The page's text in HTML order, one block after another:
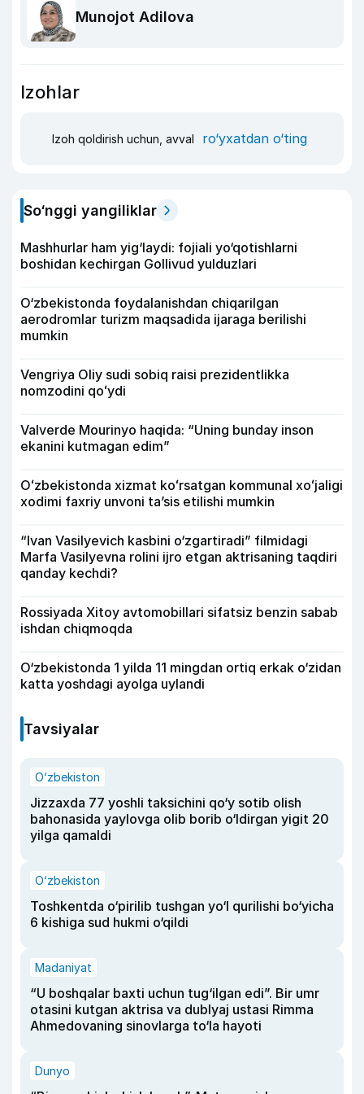
Munojot Adilova
Izohlar
Izoh qoldirish uchun, avval ro‘yxatdan o‘ting
So‘nggi yangiliklar
Mashhurlar ham yig‘laydi: fojiali yo‘qotishlarni
boshidan kechirgan Gollivud yulduzlari
O‘zbekistonda foydalanishdan chiqarilgan
aerodromlar turizm maqsadida ijaraga berilishi
mumkin
Vengriya Oliy sudi sobiq raisi prezidentlikka
nomzodini qoʻydi
Valverde Mourinyo haqida: “Uning bunday inson
ekanini kutmagan edim”
Oʻzbekistonda xizmat koʻrsatgan kommunal xoʻjaligi
xodimi faxriy unvoni taʼsis etilishi mumkin
“Ivan Vasilyevich kasbini o‘zgartiradi” filmidagi
Marfa Vasilyevna rolini ijro etgan aktrisaning taqdiri
qanday kechdi?
Rossiyada Xitoy avtomobillari sifatsiz benzin sabab
ishdan chiqmoqda
O‘zbekistonda 1 yilda 11 mingdan ortiq erkak o‘zidan
katta yoshdagi ayolga uylandi
Tavsiyalar
O‘zbekiston
Jizzaxda 77 yoshli taksichini qo‘y sotib olish
bahonasida yaylovga olib borib o‘ldirgan yigit 20
yilga qamaldi
O‘zbekiston
Toshkentda o‘pirilib tushgan yo‘l qurilishi bo‘yicha
6 kishiga sud hukmi o‘qildi
Madaniyat
“U boshqalar baxti uchun tug‘ilgan edi”. Bir umr
otasini kutgan aktrisa va dublyaj ustasi Rimma
Ahmedovaning sinovlarga to‘la hayoti
Dunyo